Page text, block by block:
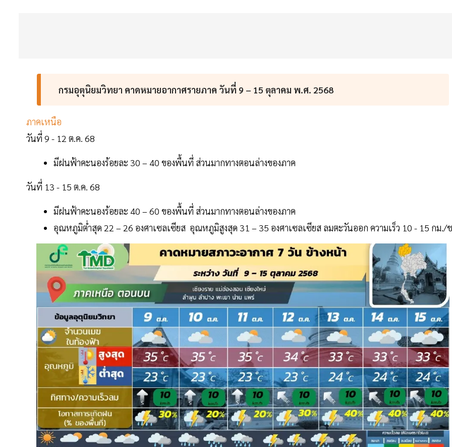
กรมอุตุนิยมวิทยา คาดหมายอากาศรายภาค วันที่ 9 – 15 ตุลาคม พ.ศ. 2568
ภาคเหนือ
วันที่ 9 - 12 ต.ค. 68
มีฝนฟ้าคะนองร้อยละ 30 – 40 ของพื้นที่ ส่วนมากทางตอนล่างของภาค
วันที่ 13 - 15 ต.ค. 68
มีฝนฟ้าคะนองร้อยละ 40 – 60 ของพื้นที่ ส่วนมากทางตอนล่างของภาค
อุณหภูมิต่ำสุด 22 – 26 องศาเซลเซียส อุณหภูมิสูงสุด 31 – 35 องศาเซลเซียส ลมตะวันออก ความเร็ว 10 - 15 กม./